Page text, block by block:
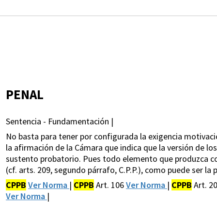
PENAL
Sentencia - Fundamentación |
No basta para tener por configurada la exigencia
la afirmación de la Cámara que indica que la versión de
sustento probatorio. Pues todo elemento que produzca
(cf. arts. 209, segundo párrafo, C.P.P.), como puede ser
CPPB Ver Norma | CPPB Art. 106Ver Norma | CPPB Art.
Ver Norma |